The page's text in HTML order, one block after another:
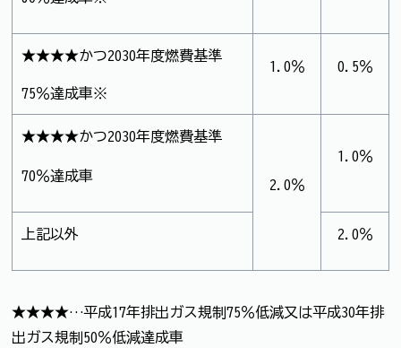
★★★★かつ2030年度燃費基準
75％達成車※
1.0％ 0.5％
★★★★かつ2030年度燃費基準
70％達成車
2.0％
1.0％
上記以外 2.0％
★★★★…平成17年排出ガス規制75％低減又は平成30年排
出ガス規制50％低減達成車